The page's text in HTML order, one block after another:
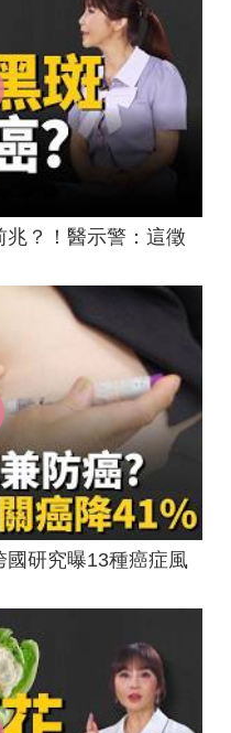
？！醫示警：這徵
研究曝13種癌症風